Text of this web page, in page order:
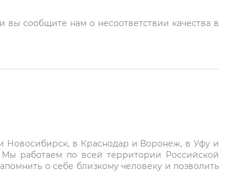
вы сообщите нам о несоответствии качества в
Новосибирск, в Краснодар и Воронеж, в Уфу и
работаем по всей территории Российской
о себе близкому человеку и позволить